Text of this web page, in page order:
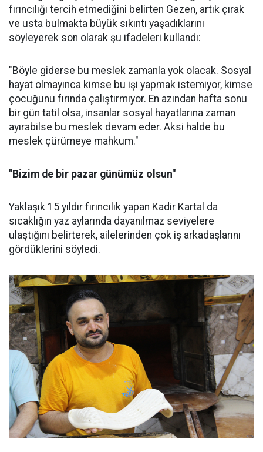
fırıncılığı tercih etmediğini belirten Gezen, artık çırak
ve usta bulmakta büyük sıkıntı yaşadıklarını
söyleyerek son olarak şu ifadeleri kullandı:
"Böyle giderse bu meslek zamanla yok olacak. Sosyal
hayat olmayınca kimse bu işi yapmak istemiyor, kimse
çocuğunu fırında çalıştırmıyor. En azından hafta sonu
bir gün tatil olsa, insanlar sosyal hayatlarına zaman
ayırabilse bu meslek devam eder. Aksi halde bu
meslek çürümeye mahkum."
"Bizim de bir pazar günümüz olsun"
Yaklaşık 15 yıldır fırıncılık yapan Kadir Kartal da
sıcaklığın yaz aylarında dayanılmaz seviyelere
ulaştığını belirterek, ailelerinden çok iş arkadaşlarını
gördüklerini söyledi.